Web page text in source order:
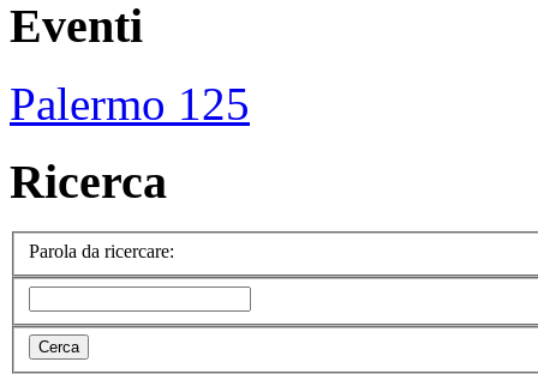
Eventi
Palermo 125
Ricerca
Parola da ricercare: